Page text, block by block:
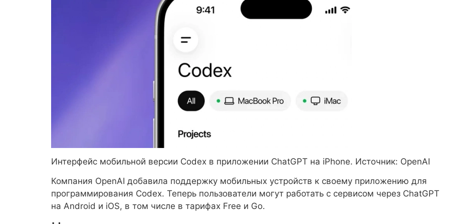
Интерфейс мобильной версии Codex в приложении ChatGPT на iPhone. Источник: OpenAI
Компания OpenAI добавила поддержку мобильных устройств к своему приложению для
программирования Codex. Теперь пользователи могут работать с сервисом через ChatGPT
на Android и iOS, в том числе в тарифах Free и Go.